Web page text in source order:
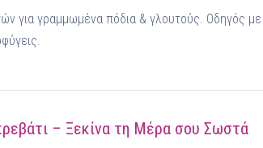
για γραμμωμένα πόδια & γλουτούς. Οδηγός με
– Ξεκίνα τη Μέρα σου Σωστά